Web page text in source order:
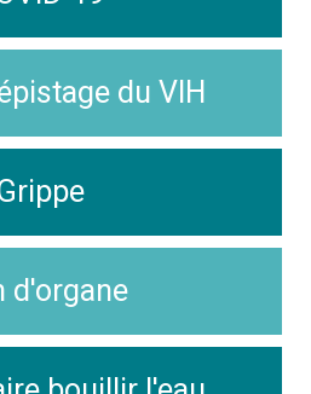
du VIH
d'organe